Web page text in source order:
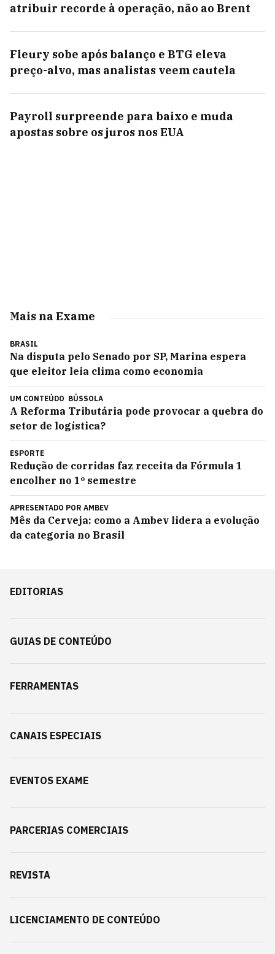
atribuir recorde à operação, não ao Brent
Fleury sobe após balanço e BTG eleva
preço-alvo, mas analistas veem cautela
Payroll surpreende para baixo e muda
apostas sobre os juros nos EUA
Mais na Exame
BRASIL
Na disputa pelo Senado por SP, Marina espera
que eleitor leia clima como economia
UM CONTEÚDO BÚSSOLA
A Reforma Tributária pode provocar a quebra do
setor de logística?
ESPORTE
Redução de corridas faz receita da Fórmula 1
encolher no 1º semestre
APRESENTADO POR AMBEV
Mês da Cerveja: como a Ambev lidera a evolução
da categoria no Brasil
EDITORIAS
GUIAS DE CONTEÚDO
FERRAMENTAS
CANAIS ESPECIAIS
EVENTOS EXAME
PARCERIAS COMERCIAIS
REVISTA
LICENCIAMENTO DE CONTEÚDO